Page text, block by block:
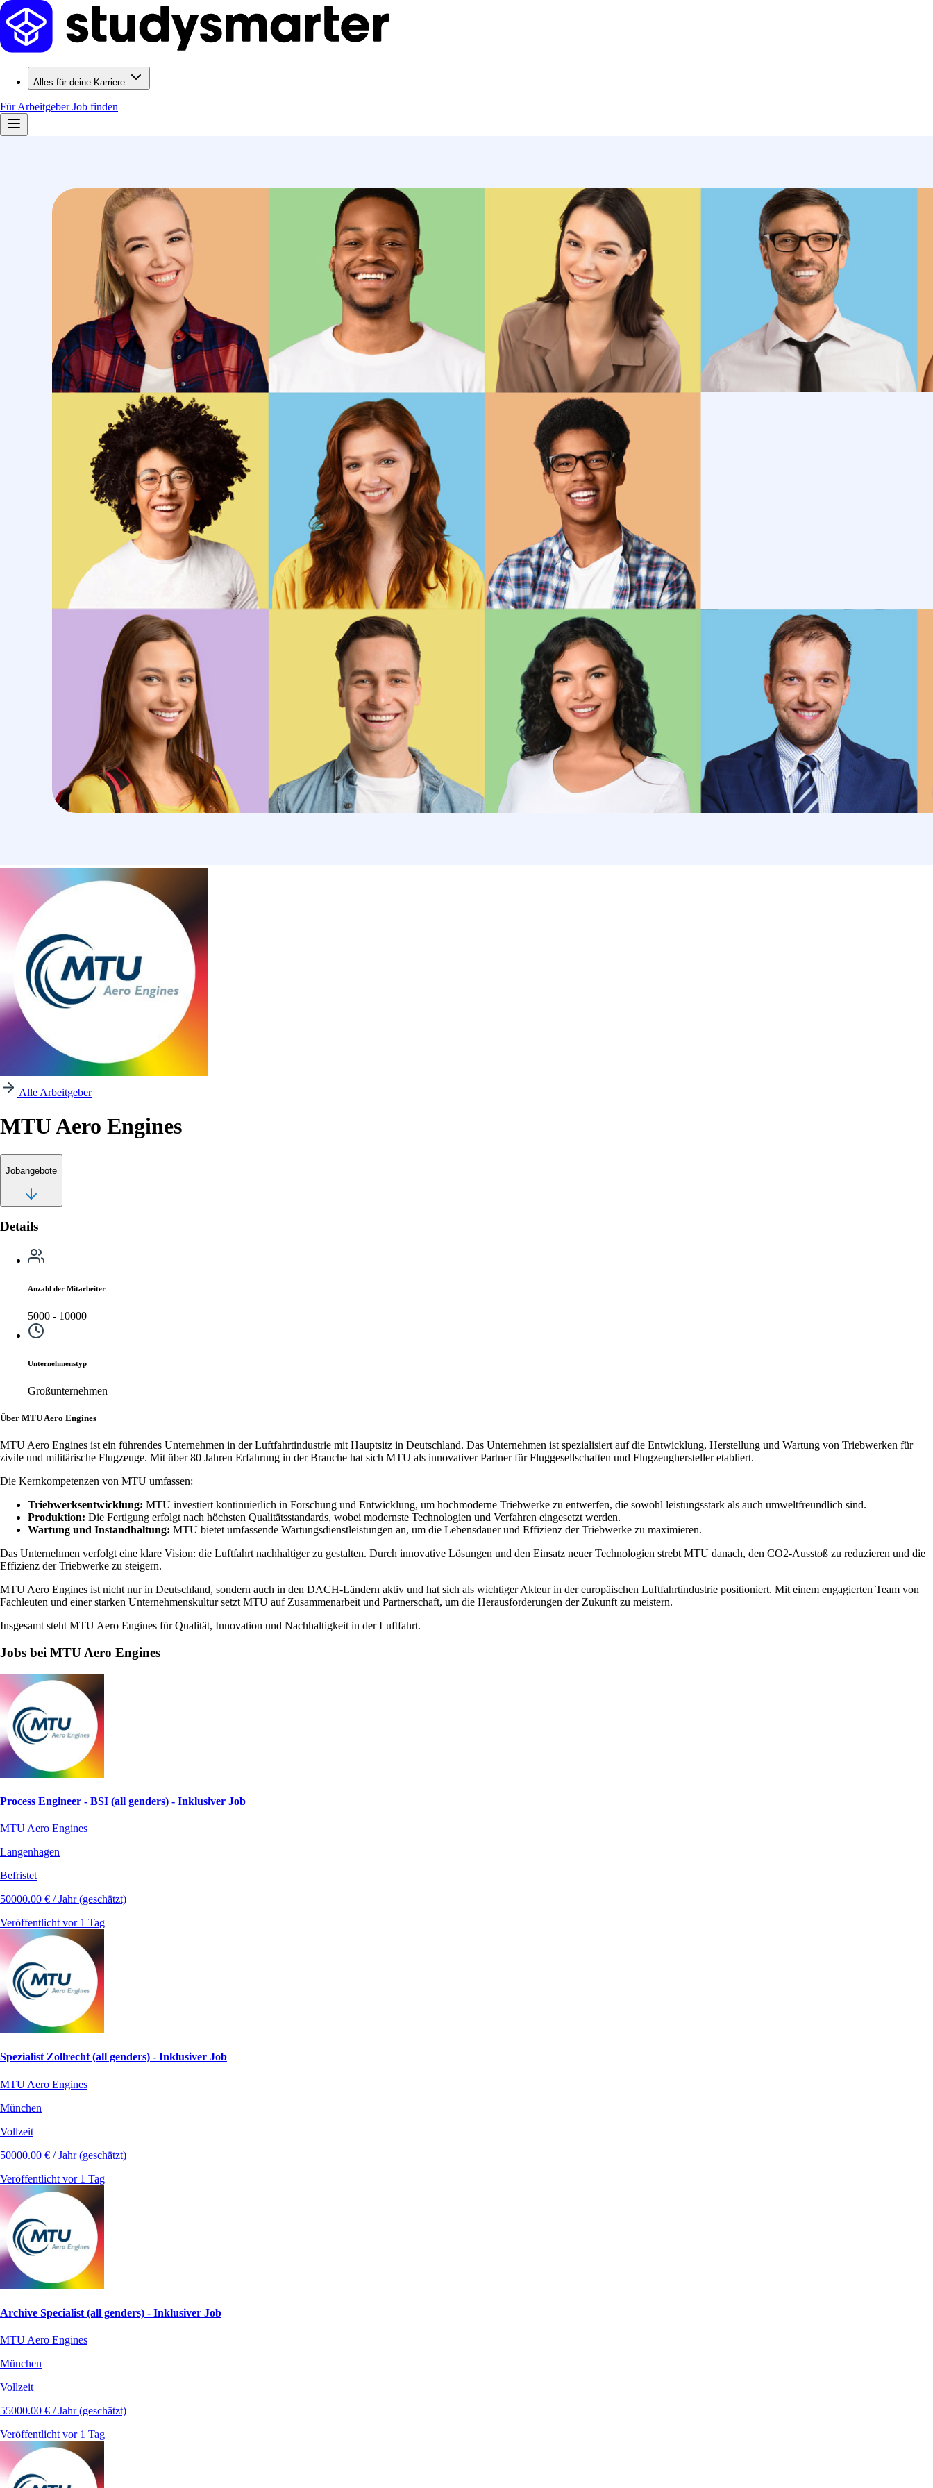
Alles für deine Karriere
Für ArbeitgeberJob finden
Alle Arbeitgeber
MTU Aero Engines
Jobangebote
Details
Anzahl der Mitarbeiter
5000 - 10000
Unternehmenstyp
Großunternehmen
Über MTU Aero Engines
MTU Aero Engines ist ein führendes Unternehmen in der Luftfahrtindustrie mit Hauptsitz in Deutschland. Das Unternehmen ist spezialisiert auf die Entwicklung, Herstellung und Wartung von Triebwerken für
zivile und militärische Flugzeuge. Mit über 80 Jahren Erfahrung in der Branche hat sich MTU als innovativer Partner für Fluggesellschaften und Flugzeughersteller etabliert.
Die Kernkompetenzen von MTU umfassen:
Triebwerksentwicklung: MTU investiert kontinuierlich in Forschung und Entwicklung, um hochmoderne Triebwerke zu entwerfen, die sowohl leistungsstark als auch umweltfreundlich sind.
Produktion: Die Fertigung erfolgt nach höchsten Qualitätsstandards, wobei modernste Technologien und Verfahren eingesetzt werden.
Wartung und Instandhaltung: MTU bietet umfassende Wartungsdienstleistungen an, um die Lebensdauer und Effizienz der Triebwerke zu maximieren.
Das Unternehmen verfolgt eine klare Vision: die Luftfahrt nachhaltiger zu gestalten. Durch innovative Lösungen und den Einsatz neuer Technologien strebt MTU danach, den CO2-Ausstoß zu reduzieren und die
Effizienz der Triebwerke zu steigern.
MTU Aero Engines ist nicht nur in Deutschland, sondern auch in den DACH-Ländern aktiv und hat sich als wichtiger Akteur in der europäischen Luftfahrtindustrie positioniert. Mit einem engagierten Team von
Fachleuten und einer starken Unternehmenskultur setzt MTU auf Zusammenarbeit und Partnerschaft, um die Herausforderungen der Zukunft zu meistern.
Insgesamt steht MTU Aero Engines für Qualität, Innovation und Nachhaltigkeit in der Luftfahrt.
Jobs bei MTU Aero Engines
Process Engineer - BSI (all genders) - Inklusiver Job
MTU Aero Engines
Langenhagen
Befristet
50000.00 € / Jahr (geschätzt)
Veröffentlicht vor 1 Tag
Spezialist Zollrecht (all genders) - Inklusiver Job
MTU Aero Engines
München
Vollzeit
50000.00 € / Jahr (geschätzt)
Veröffentlicht vor 1 Tag
Archive Specialist (all genders) - Inklusiver Job
MTU Aero Engines
München
Vollzeit
55000.00 € / Jahr (geschätzt)
Veröffentlicht vor 1 Tag